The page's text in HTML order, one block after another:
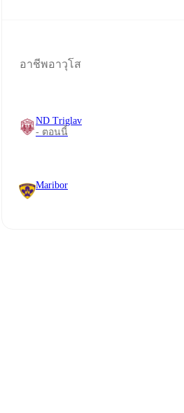
อาชีพอาวุโส
ND Triglav
- ตอนนี้
Maribor